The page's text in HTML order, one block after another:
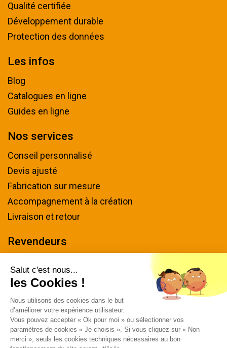
Qualité certifiée
Développement durable
Protection des données
Les infos
Blog
Catalogues en ligne
Guides en ligne
Nos services
Conseil personnalisé
Devis ajusté
Fabrication sur mesure
Accompagnement à la création
Livraison et retour
Revendeurs
Nous contacter
Tel : 04 94 48 50 57
Écrivez-nous
Horaires & plan d'accès
Salut c'est nous...
les Cookies !
Nous utilisons des cookies dans le but
d’améliorer votre expérience utilisateur.
Vous pouvez accepter « Ok pour moi » ou sélectionner vos
paramètres de cookies « Je choisis ». Si vous cliquez sur « Non
merci », seuls les cookies techniques nécessaires au bon